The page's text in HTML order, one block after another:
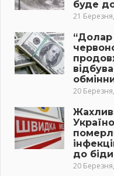
буде
21
“Долар
20
до біди
20